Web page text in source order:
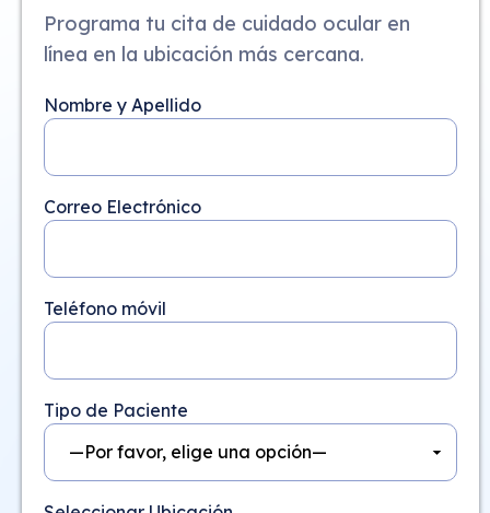
Programa tu cita de cuidado ocular en
línea en la ubicación más cercana.
Nombre y Apellido
Correo Electrónico
Teléfono móvil
Tipo de Paciente